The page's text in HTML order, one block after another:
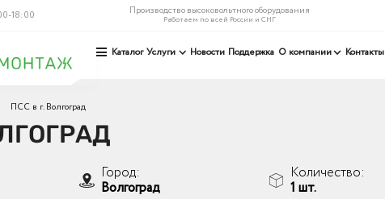
18:00 Производство высоковольтного оборудования
Работаем по всей России и СНГ
Каталог Услуги Новости Поддержка О компании Контакты
ПСС в г. Волгоград
Город:
Волгоград
Количество:
1 шт.